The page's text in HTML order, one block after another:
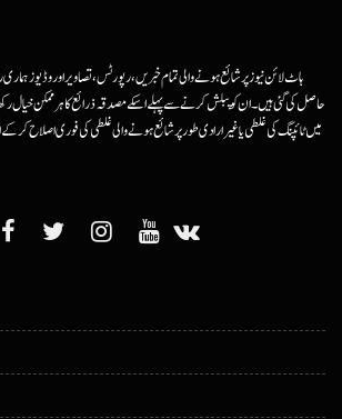
ہاٹ لائن نیوز پر شائع ہونے والی تمام خبریں، رپورٹس، تصاویر اور وڈیوز
حاصل کی گئی ہیں۔ ان کو پبلش کرنے سے پہلے اسکے مصدقہ ذرائع کا ہرممکن خیال
میں ٹائپنگ کی غلطی یا غیرارادی طور پر شائع ہونے والی غلطی کی فوری اصلاح کرکے